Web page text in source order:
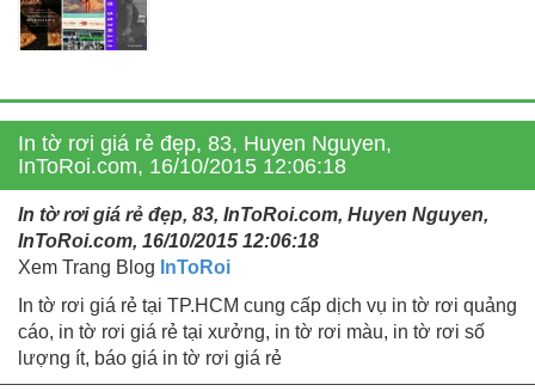
In tờ rơi giá rẻ đẹp, 83, Huyen Nguyen,
InToRoi.com, 16/10/2015 12:06:18
In tờ rơi giá rẻ đẹp, 83, InToRoi.com, Huyen Nguyen,
InToRoi.com, 16/10/2015 12:06:18
Xem Trang Blog InToRoi
In tờ rơi giá rẻ tại TP.HCM cung cấp dịch vụ in tờ rơi quảng
cáo, in tờ rơi giá rẻ tại xưởng, in tờ rơi màu, in tờ rơi số
lượng ít, báo giá in tờ rơi giá rẻ